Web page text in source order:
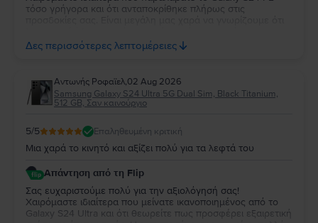
τόσο γρήγορα και ότι ανταποκρίθηκε πλήρως στις
απόλυτα ικανοποιημένη. Σας ευχαριστούμε για την
εμπιστοσύνη σας και σας ευχόμαστε να χαρείτε τη νέα σας
Δες περισσότερες λεπτομέρειες
Aντωνής Ροφαϊελ,02 Aug 2026
Samsung Galaxy S24 Ultra 5G Dual Sim, Black Titanium,
512 GB, Σαν καινούργιο
5/5 Επαληθευμένη κριτική
Μια χαρά το κινητό και αξίζει πολύ για τα λεφτά του
Απάντηση από τη Flip
Σας ευχαριστούμε πολύ για την αξιολόγησή σας!
Χαιρόμαστε ιδιαίτερα που μείνατε ικανοποιημένος από το
Galaxy S24 Ultra και ότι θεωρείτε πως προσφέρει εξαιρετική